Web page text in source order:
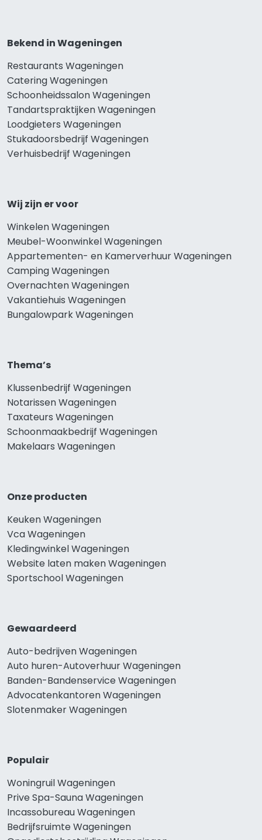
Bekend in Wageningen
Restaurants Wageningen
Catering Wageningen
Schoonheidssalon Wageningen
Tandartspraktijken Wageningen
Loodgieters Wageningen
Stukadoorsbedrijf Wageningen
Verhuisbedrijf Wageningen
Wij zijn er voor
Winkelen Wageningen
Meubel-Woonwinkel Wageningen
Appartementen- en Kamerverhuur Wageningen
Camping Wageningen
Overnachten Wageningen
Vakantiehuis Wageningen
Bungalowpark Wageningen
Thema’s
Klussenbedrijf Wageningen
Notarissen Wageningen
Taxateurs Wageningen
Schoonmaakbedrijf Wageningen
Makelaars Wageningen
Onze producten
Keuken Wageningen
Vca Wageningen
Kledingwinkel Wageningen
Website laten maken Wageningen
Sportschool Wageningen
Gewaardeerd
Auto-bedrijven Wageningen
Auto huren-Autoverhuur Wageningen
Banden-Bandenservice Wageningen
Advocatenkantoren Wageningen
Slotenmaker Wageningen
Populair
Woningruil Wageningen
Prive Spa-Sauna Wageningen
Incassobureau Wageningen
Bedrijfsruimte Wageningen